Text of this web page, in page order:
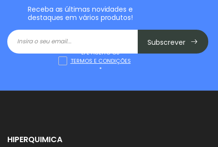
Receba as últimas novidades e
destaques em vários produtos!
Subscrever
LI E ACEITO OS
TERMOS E CONDIÇÕES
*
HIPERQUIMICA